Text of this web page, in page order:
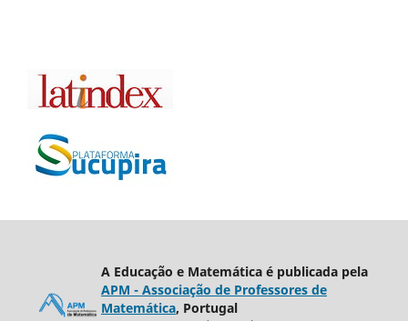
A Educação e Matemática é publicada pela
APM - Associação de Professores de
Matemática, Portugal